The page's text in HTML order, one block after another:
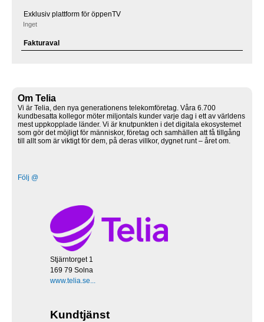
Exklusiv plattform för öppenTV
Inget
Fakturaval
Om Telia
Vi är Telia, den nya generationens telekomföretag. Våra 6.700
kundbesatta kollegor möter miljontals kunder varje dag i ett av världens
mest uppkopplade länder. Vi är knutpunkten i det digitala ekosystemet
som gör det möjligt för människor, företag och samhällen att få tillgång
till allt som är viktigt för dem, på deras villkor, dygnet runt – året om.
Följ @
Stjärntorget 1
169 79 Solna
www.telia.se...
Kundtjänst